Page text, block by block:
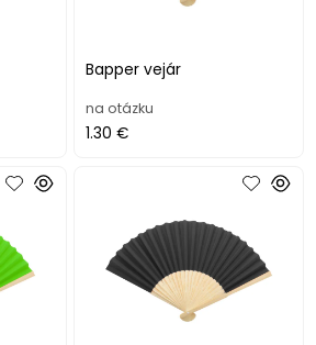
Bapper vejár
na otázku
1.30 €